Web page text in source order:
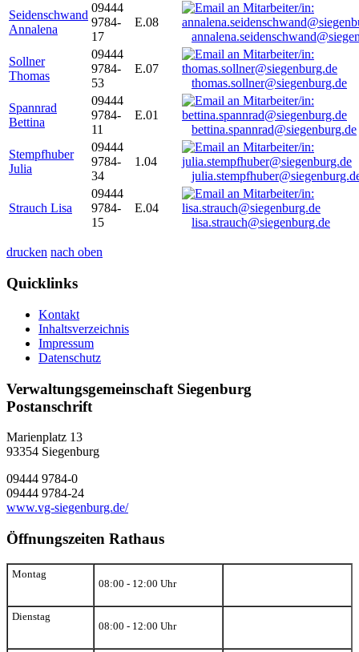
Seidenschwand
Annalena
09444
9784-
17
E.08
Sollner
Thomas
09444
9784-
53
E.07
thomas.sollner@siegenburg.de
Spannrad
Bettina
09444
9784-
11
E.01
bettina.spannrad@siegenburg.de
Stempfhuber
Julia
09444
9784-
34
1.04
Strauch Lisa
09444
9784-
15
E.04
lisa.strauch@siegenburg.de
drucken nach oben
Quicklinks
Kontakt
Inhaltsverzeichnis
Impressum
Datenschutz
Verwaltungsgemeinschaft Siegenburg
Postanschrift
Marienplatz 13
93354 Siegenburg
09444 9784-0
09444 9784-24
www.vg-siegenburg.de/
Öffnungszeiten Rathaus
Montag
08:00 - 12:00 Uhr
Dienstag
08:00 - 12:00 Uhr